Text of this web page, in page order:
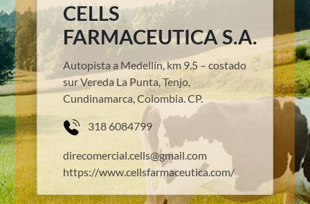
CELLS
FARMACEUTICA S.A.
Autopista a Medellín, km 9.5 – costado
sur Vereda La Punta, Tenjo,
Cundinamarca, Colombia. CP.
318 6084799
direcomercial.cells@gmail.com
https://www.cellsfarmaceutica.com/